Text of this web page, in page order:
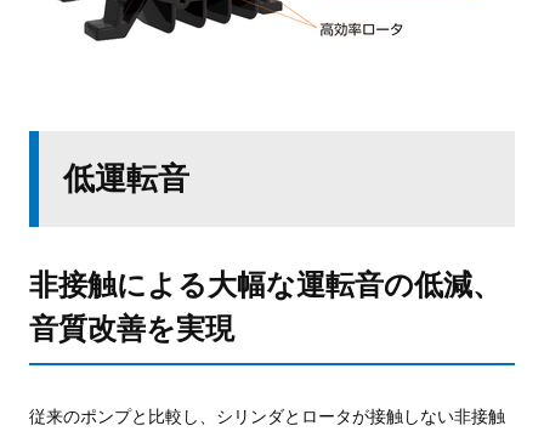
低運転音
非接触による大幅な運転音の低減、
音質改善を実現
従来のポンプと比較し、シリンダとロータが接触 しない非接触